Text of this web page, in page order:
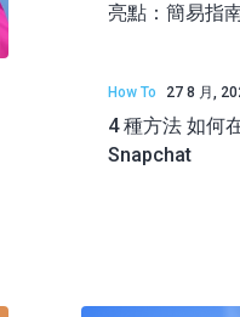
亮點：簡易指
How To 27 8 月,
4 種方法 如何
Snapchat